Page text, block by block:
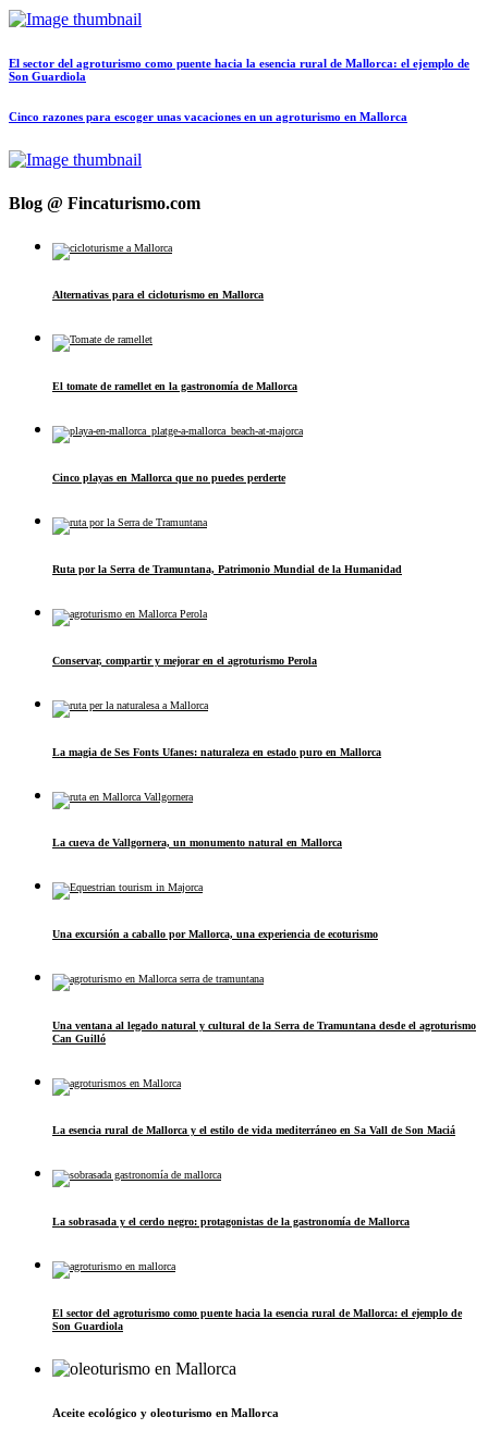
El sector del agroturismo como puente hacia la esencia rural de Mallorca: el ejemplo de
Son Guardiola
Cinco razones para escoger unas vacaciones en un agroturismo en Mallorca
Blog @ Fincaturismo.com
Alternativas para el cicloturismo en Mallorca
El tomate de ramellet en la gastronomía de Mallorca
Cinco playas en Mallorca que no puedes perderte
Ruta por la Serra de Tramuntana, Patrimonio Mundial de la Humanidad
Conservar, compartir y mejorar en el agroturismo Perola
La magia de Ses Fonts Ufanes: naturaleza en estado puro en Mallorca
La cueva de Vallgornera, un monumento natural en Mallorca
Una excursión a caballo por Mallorca, una experiencia de ecoturismo
Una ventana al legado natural y cultural de la Serra de Tramuntana desde el agroturismo
Can Guilló
La esencia rural de Mallorca y el estilo de vida mediterráneo en Sa Vall de Son Maciá
La sobrasada y el cerdo negro: protagonistas de la gastronomía de Mallorca
El sector del agroturismo como puente hacia la esencia rural de Mallorca: el ejemplo de
Son Guardiola
Aceite ecológico y oleoturismo en Mallorca